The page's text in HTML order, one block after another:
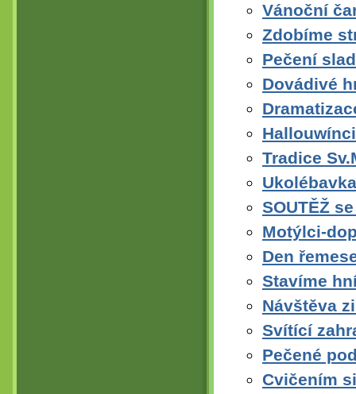
Vánoční
Zdobíme
Pečení
Dovádivé
Tradice
SOUTĚŽ
Motýlci-
Den
Stavíme
Návštěva
Svítící
Pečené
Cvičením